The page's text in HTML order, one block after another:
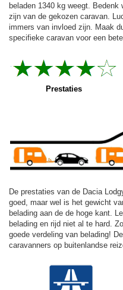
beladen 1340 kg weegt.
zijn van de gekozen caravan.
immers van invloed zijn. Maak
specifieke caravan voor een
Prestaties
De prestaties van de Dacia
goed, maar wel is het gewicht
belading aan de de hoge kant.
belading en rijd niet al te hard.
goede verdeling van belading!
caravanners op buitenlandse